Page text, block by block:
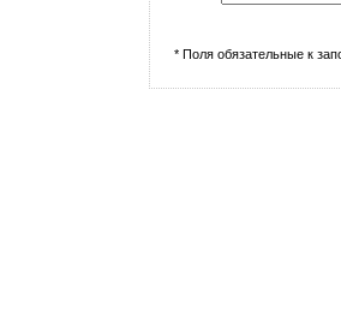
* Поля обязательные к